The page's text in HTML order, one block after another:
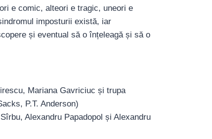
e comic, alteori e tragic, uneori e
imposturii există, iar
și eventual să o înțeleagă și să o
Mariana Gavriciuc și trupa
P.T. Anderson)
Alexandru Papadopol și Alexandru